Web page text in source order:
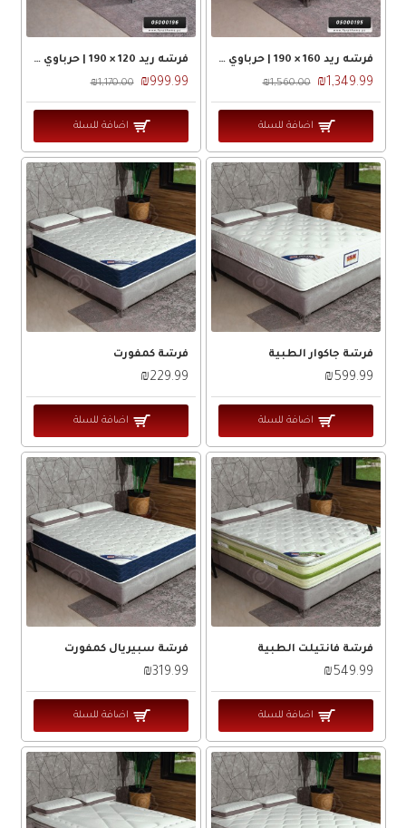
فرشه ريد 160 × 190 | حرباوي RED
₪1,349.99
₪1,560.00
اضافة للسلة
فرشه ريد 120 × 190 | حرباوي RED
₪999.99
₪1,170.00
اضافة للسلة
فرشة جاكوار الطبية
₪599.99
اضافة للسلة
فرشة كمفورت
₪229.99
اضافة للسلة
فرشة فانتيلت الطبية
₪549.99
اضافة للسلة
فرشة سبيريال كمفورت
₪319.99
اضافة للسلة